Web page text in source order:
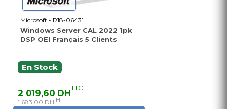
Microsoft - R18-06431
Windows Server CAL 2022 1pk
DSP OEI Français 5 Clients
En Stock
2 019,60 DHTTC
1 683,00 DH HT